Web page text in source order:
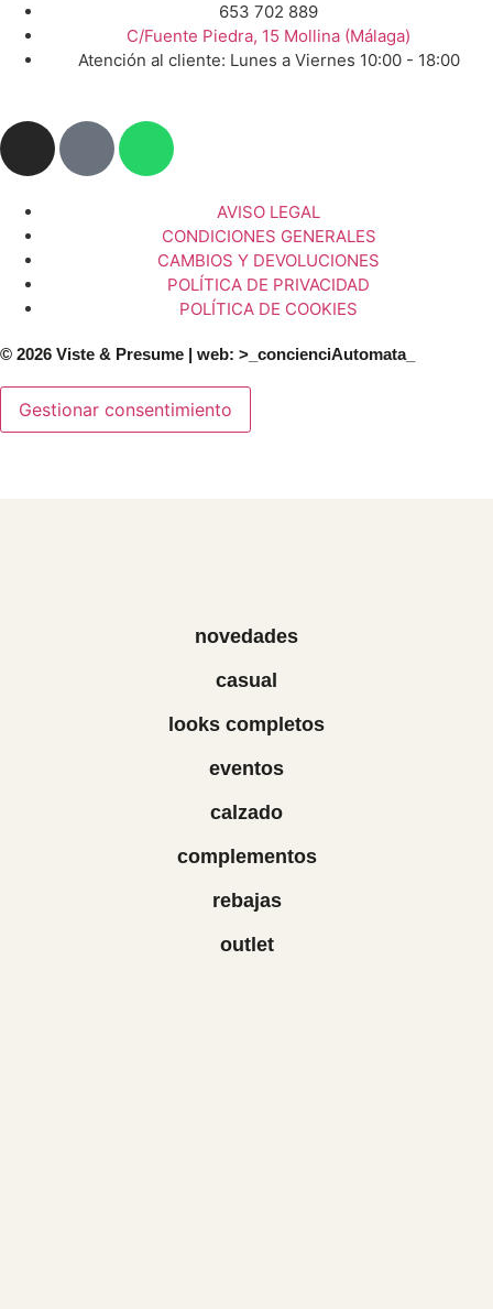
653 702 889
C/Fuente Piedra, 15 Mollina (Málaga)
Atención al cliente: Lunes a Viernes 10:00 - 18:00
AVISO LEGAL
CONDICIONES GENERALES
CAMBIOS Y DEVOLUCIONES
POLÍTICA DE PRIVACIDAD
POLÍTICA DE COOKIES
© 2026 Viste & Presume | web: >_concienciAutomata_
Gestionar consentimiento
novedades
casual
looks completos
eventos
calzado
complementos
rebajas
outlet